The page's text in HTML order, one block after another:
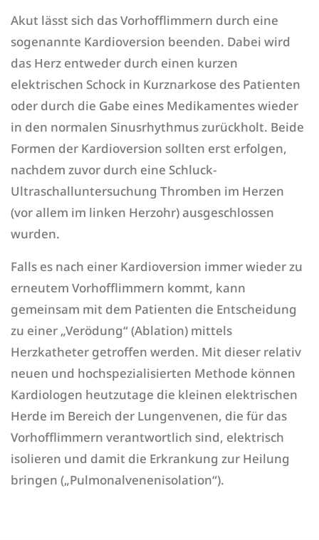
Akut lässt sich das Vorhofflimmern durch eine
sogenannte Kardioversion beenden. Dabei wird
das Herz entweder durch einen kurzen
elektrischen Schock in Kurznarkose des Patienten
oder durch die Gabe eines Medikamentes wieder
in den normalen Sinusrhythmus zurückholt. Beide
Formen der Kardioversion sollten erst erfolgen,
nachdem zuvor durch eine Schluck-
Ultraschalluntersuchung Thromben im Herzen
(vor allem im linken Herzohr) ausgeschlossen
wurden.
Falls es nach einer Kardioversion immer wieder zu
erneutem Vorhofflimmern kommt, kann
gemeinsam mit dem Patienten die Entscheidung
zu einer „Verödung“ (Ablation) mittels
Herzkatheter getroffen werden. Mit dieser relativ
neuen und hochspezialisierten Methode können
Kardiologen heutzutage die kleinen elektrischen
Herde im Bereich der Lungenvenen, die für das
Vorhofflimmern verantwortlich sind, elektrisch
isolieren und damit die Erkrankung zur Heilung
bringen („Pulmonalvenenisolation“).